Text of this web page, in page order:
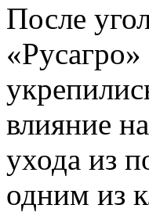
После
влияние
ухода из
одним из